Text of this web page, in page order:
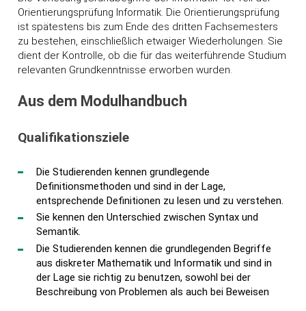
Orientierungsprüfung Informatik. Die Orientierungsprüfung
ist spätestens bis zum Ende des dritten Fachsemesters
zu bestehen, einschließlich etwaiger Wiederholungen. Sie
dient der Kontrolle, ob die für das weiterführende Studium
relevanten Grundkenntnisse erworben wurden.
Aus dem Modulhandbuch
Qualifikationsziele
Die Studierenden kennen grundlegende
Definitionsmethoden und sind in der Lage,
entsprechende Definitionen zu lesen und zu verstehen.
Sie kennen den Unterschied zwischen Syntax und
Semantik.
Die Studierenden kennen die grundlegenden Begriffe
aus diskreter Mathematik und Informatik und sind in
der Lage sie richtig zu benutzen, sowohl bei der
Beschreibung von Problemen als auch bei Beweisen